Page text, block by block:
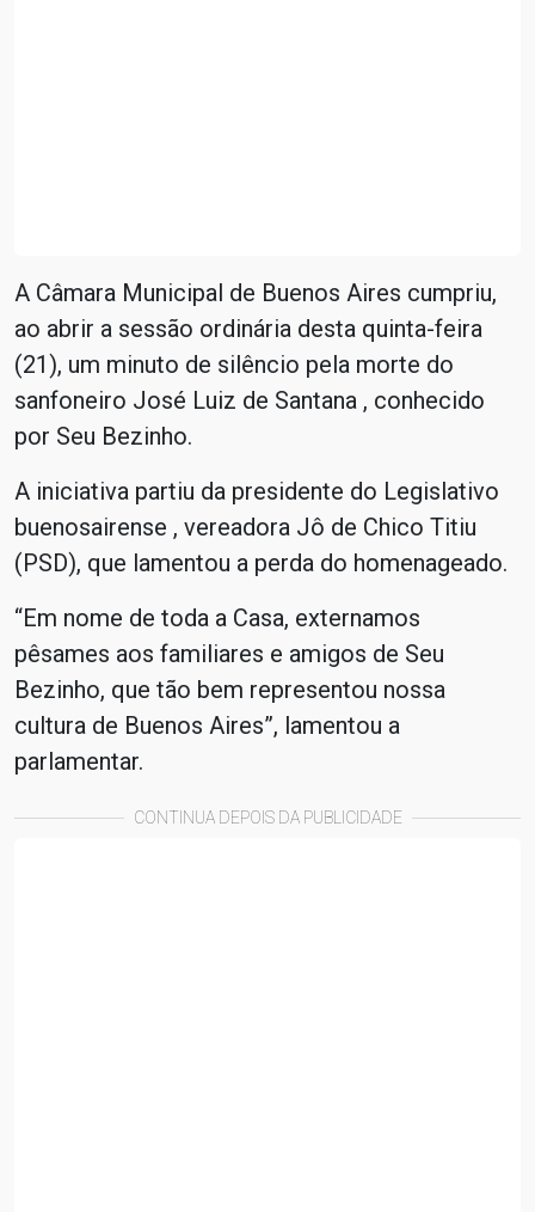
A Câmara Municipal de Buenos Aires cumpriu,
ao abrir a sessão ordinária desta quinta-feira
(21), um minuto de silêncio pela morte do
sanfoneiro José Luiz de Santana , conhecido
por Seu Bezinho.
A iniciativa partiu da presidente do Legislativo
buenosairense , vereadora Jô de Chico Titiu
(PSD), que lamentou a perda do homenageado.
“Em nome de toda a Casa, externamos
pêsames aos familiares e amigos de Seu
Bezinho, que tão bem representou nossa
cultura de Buenos Aires”, lamentou a
parlamentar.
CONTINUA DEPOIS DA PUBLICIDADE